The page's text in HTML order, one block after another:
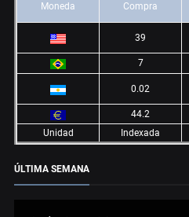
Moneda Compra
39
7
0.02
44.2
Unidad
Indexada
ÚLTIMA SEMANA